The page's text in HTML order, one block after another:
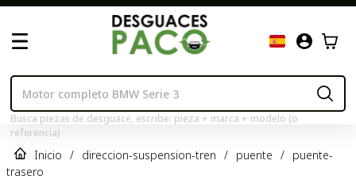
Busca piezas de desguace, escribe: pieza + marca + modelo (o
referencia)
Inicio / direccion-suspension-tren / puente / puente-
trasero